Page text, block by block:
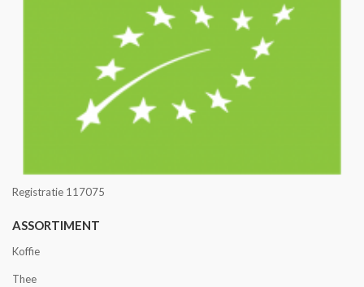
Registratie 117075
ASSORTIMENT
Koffie
Thee